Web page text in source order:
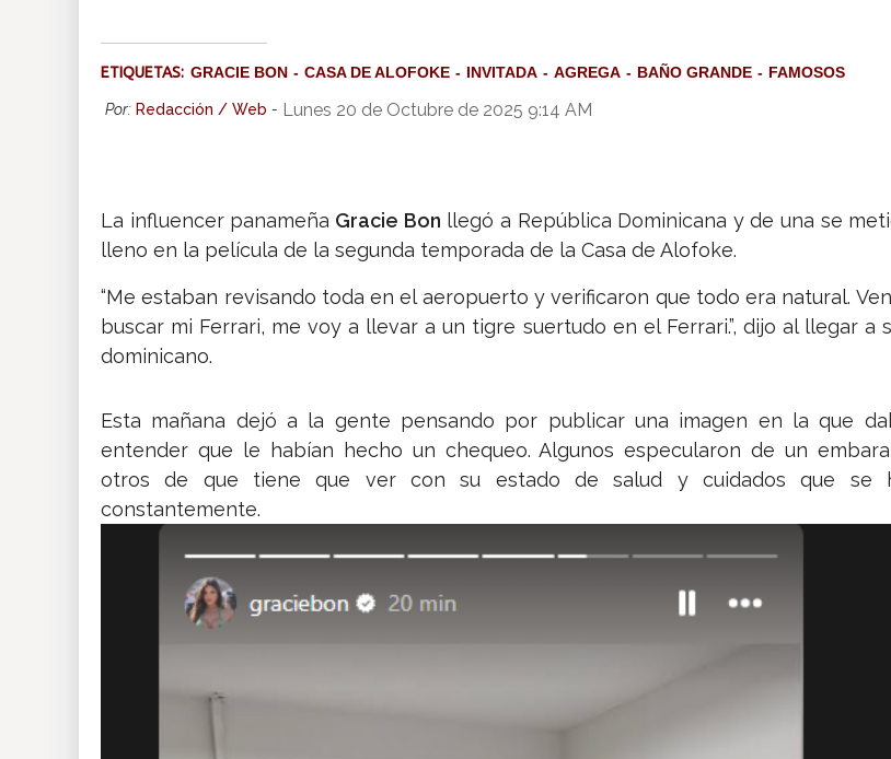
ETIQUETAS: GRACIE BON CASA DE ALOFOKE INVITADA AGREGA BAÑO GRANDE FAMOSOS
Por: Redacción / Web - Lunes 20 de Octubre de 2025 9:14 AM
La influencer panameña Gracie Bon llegó a República Dominicana y de una se
lleno en la película de la segunda temporada de la Casa de Alofoke.
“Me estaban revisando toda en el aeropuerto y verificaron que todo era natural.
buscar mi Ferrari, me voy a llevar a un tigre suertudo en el Ferrari.”, dijo al llegar a
dominicano.
Esta mañana dejó a la gente pensando por publicar una imagen en la que
entender que le habían hecho un chequeo. Algunos especularon de un
otros de que tiene que ver con su estado de salud y cuidados que se
constantemente.